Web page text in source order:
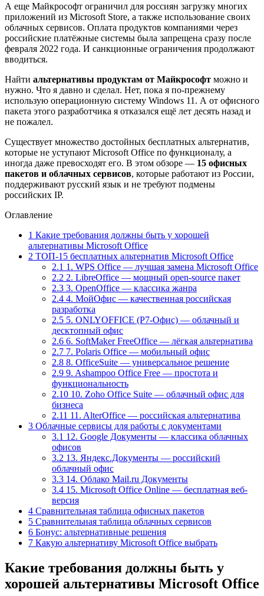
А еще Майкрософт ограничил для россиян загрузку многих
приложений из Microsoft Store, а также использование своих
облачных сервисов. Оплата продуктов компаниями через
российские платёжные системы была запрещена сразу после
февраля 2022 года. И санкционные ограничения продолжают
вводиться.
Найти альтернативы продуктам от Майкрософт можно и
нужно. Что я давно и сделал. Нет, пока я по-прежнему
использую операционную систему Windows 11. А от офисного
пакета этого разработчика я отказался ещё лет десять назад и
не пожалел.
Существует множество достойных бесплатных альтернатив,
которые не уступают Microsoft Office по функционалу, а
иногда даже превосходят его. В этом обзоре — 15 офисных
пакетов и облачных сервисов, которые работают из России,
поддерживают русский язык и не требуют подмены
российских IP.
Оглавление
1 Какие требования должны быть у хорошей
альтернативы Microsoft Office
2 ТОП-15 бесплатных альтернатив Microsoft Office
2.1 1. WPS Office — лучшая замена Microsoft Office
2.2 2. LibreOffice — мощный open-source пакет
2.3 3. OpenOffice — классика жанра
2.4 4. МойОфис — качественная российская
разработка
2.5 5. ONLYOFFICE (Р7-Офис) — облачный и
десктопный офис
2.6 6. SoftMaker FreeOffice — лёгкая альтернатива
2.7 7. Polaris Office — мобильный офис
2.8 8. OfficeSuite — универсальное решение
2.9 9. Ashampoo Office Free — простота и
функциональность
2.10 10. Zoho Office Suite — облачный офис для
бизнеса
2.11 11. AlterOffice — российская альтернатива
3 Облачные сервисы для работы с документами
3.1 12. Google Документы — классика облачных
офисов
3.2 13. Яндекс.Документы — российский
облачный офис
3.3 14. Облако Mail.ru Документы
3.4 15. Microsoft Office Online — бесплатная веб-
версия
4 Сравнительная таблица офисных пакетов
5 Сравнительная таблица облачных сервисов
6 Бонус: альтернативные решения
7 Какую альтернативу Microsoft Office выбрать
Какие требования должны быть у
хорошей альтернативы Microsoft Office